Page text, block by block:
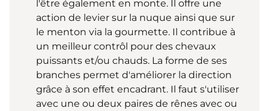
l'être également en monte. Il offre une
action de levier sur la nuque ainsi que sur
le menton via la gourmette. Il contribue à
un meilleur contrôl pour des chevaux
puissants et/ou chauds. La forme de ses
branches permet d'améliorer la direction
grâce à son effet encadrant. Il faut s'utiliser
avec une ou deux paires de rênes avec ou